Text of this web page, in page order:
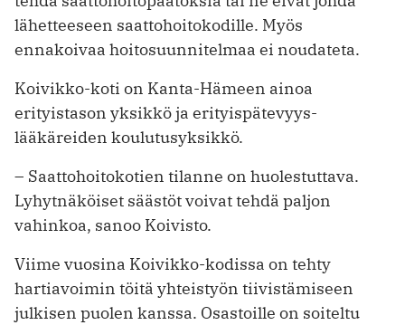
lähetteeseen saattohoitokodille. Myös
ennakoivaa hoitosuunnitelmaa ei nouda­teta.
Koivikko-koti on Kanta-Hämeen ainoa
erityistason yksikkö ja erityispätevyys­
lääkäreiden koulutus­yksikkö.
– Saattohoitokotien tilanne on huolestuttava.
Lyhytnäköiset säästöt voivat tehdä paljon
vahinkoa, sanoo Koivisto.
Viime vuosina Koivikko-kodissa on tehty
hartiavoimin töitä yhteistyön tiivistämiseen
julkisen puolen kanssa. Osastoille on soiteltu